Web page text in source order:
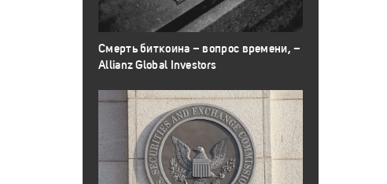
Смерть биткоина – вопрос времени, –
Allianz Global Investors